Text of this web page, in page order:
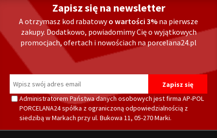
Zapisz się na newsletter
A otrzymasz kod rabatowyo wartości 3% na pierwsze
zakupy. Dodatkowo, powiadomimy Cię o wyjątkowych
promocjach, ofertach i nowościach na porcelana24.pl
Administratorem Państwa danych osobowych jest firma AP-POL
PORCELANA24 spółka z ograniczoną odpowiedzialnością z
siedzibą w Markach przy ul. Bukowa 11, 05-270 Marki.